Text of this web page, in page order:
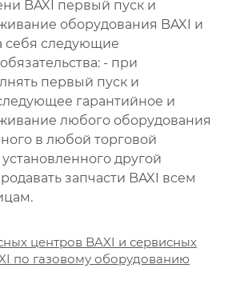
BAXI первый пуск и
оборудования BAXI и
следующие
- при
первый пуск и
гарантийное и
любого оборудования
в любой торговой
другой
запчасти BAXI всем
центров BAXI и сервисных
по газовому оборудованию